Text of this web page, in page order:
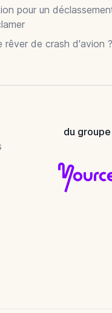
pour un
rêver de crash d'avion ?
du groupe